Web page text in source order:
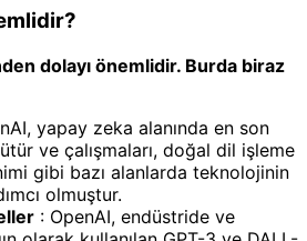
dolayı önemlidir. Burda biraz
yapay zeka alanında en son
ve çalışmaları, doğal dil işleme
gibi bazı alanlarda teknolojinin
olmuştur.
: OpenAI, endüstride ve